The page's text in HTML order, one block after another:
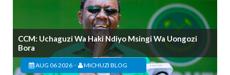
CCM: Uchaguzi Wa Haki Ndiyo Msingi Wa Uongozi
Bora
AUG 06 2026 - MICHUZI BLOG